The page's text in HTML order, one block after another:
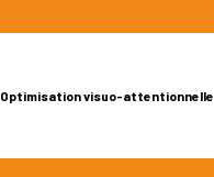
Optimisation visuo-attentionnelle